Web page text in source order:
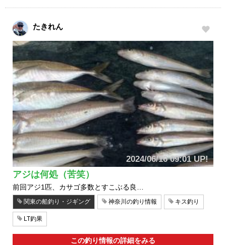
たきれん
2024/06/16 09:01 UP!
アジは何処（苦笑）
前回アジ1匹、カサゴ多数とすこぶる良…
関東の船釣り・ジギング 神奈川の釣り情報 キス釣り
LT釣果
この釣り情報の詳細をみる